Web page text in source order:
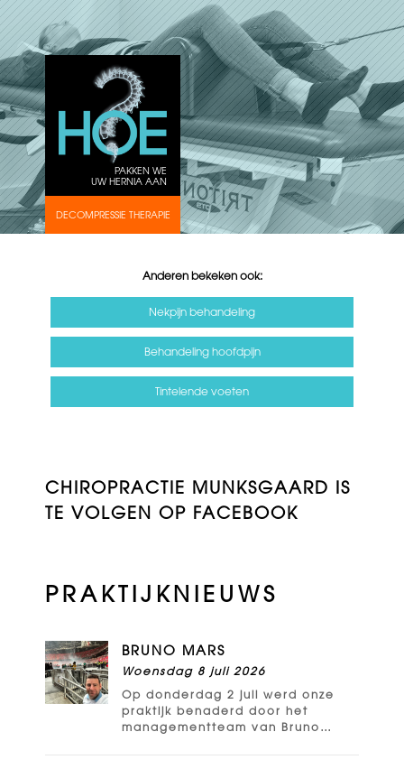
PAKKEN WE
UW HERNIA AAN
DECOMPRESSIE THERAPIE
Anderen bekeken ook:
Nekpijn behandeling
Behandeling hoofdpijn
Tintelende voeten
CHIROPRACTIE MUNKSGAARD IS
TE VOLGEN OP FACEBOOK
PRAKTIJKNIEUWS
BRUNO MARS
Woensdag 8 juli 2026
Op donderdag 2 juli werd onze
praktijk benaderd door het
managementteam van Bruno